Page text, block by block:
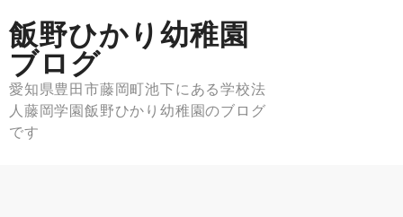
to
content
飯野ひかり幼稚園
ブログ
愛知県豊田市藤岡町池下にある学校法
人藤岡学園飯野ひかり幼稚園のブログ
です